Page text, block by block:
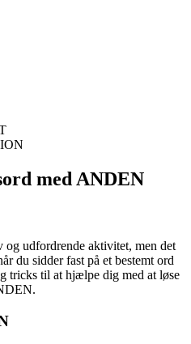
med ANDEN
udfordrende aktivitet, men det
du sidder fast på et bestemt ord
tricks til at hjælpe dig med at løse